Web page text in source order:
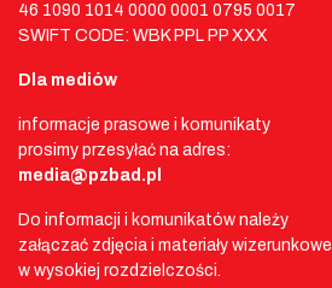
46 1090 1014 0000 0001 0795 0017
SWIFT CODE: WBK PPL PP XXX
Dla mediów
informacje prasowe i komunikaty
prosimy przesyłać na adres:
media@pzbad.pl
Do informacji i komunikatów należy
załączać zdjęcia i materiały wizerunkowe
w wysokiej rozdzielczości.